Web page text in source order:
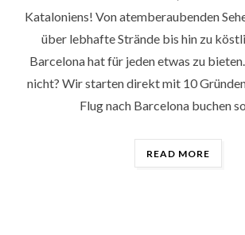
Kataloniens! Von atemberaubenden
über lebhafte Strände bis hin zu
Barcelona hat für jeden etwas zu
nicht? Wir starten direkt mit 10
Flug nach Barcelona buchen
READ MORE
♡